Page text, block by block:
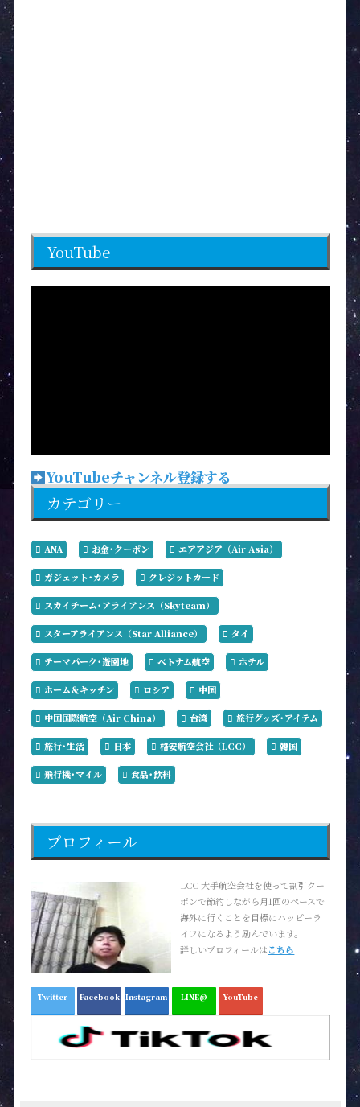
YouTube
YouTubeチャンネル登録する
カテゴリー
ANA お金･クーポン エアアジア（Air Asia）
ガジェット･カメラ クレジットカード
スカイチーム･アライアンス（Skyteam）
スターアライアンス（Star Alliance） タイ
テーマパーク･遊園地 ベトナム航空 ホテル
ホーム＆キッチン ロシア 中国
中国国際航空（Air China） 台湾 旅行グッズ･アイテム
旅行･生活 日本 格安航空会社（LCC） 韓国
飛行機･マイル 食品･飲料
プロフィール
LCC 大手航空会社を使って割引クー
ポンで節約しながら月1回のペースで
海外に行くことを目標にハッピーラ
イフになるよう励んでいます。
詳しいプロフィールはこちら
Twitter Facebook Instagram LINE@ YouTube